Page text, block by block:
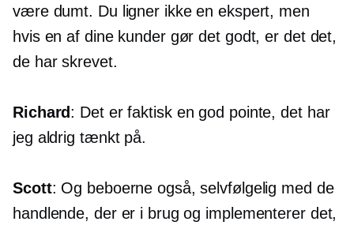
være dumt. Du ligner ikke en ekspert, men
hvis en af ​​dine kunder gør det godt, er det det,
de har skrevet.
Richard: Det er faktisk en god pointe, det har
jeg aldrig tænkt på.
Scott: Og beboerne også, selvfølgelig med de
handlende, der er i brug og implementerer det,